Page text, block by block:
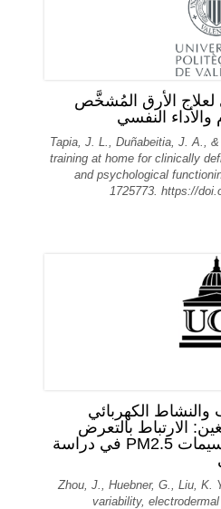
لعلاج الأرق المُشخَّص
والأداء النفسي
Tapia, J. L., Duñabeitia, J. A.,
training at home for clinically
and psychological
1725773. https://
الكهربائي
الارتباط بالتعرض
الداخلي قصير المدى للجسيمات PM2.5 في دراسة
Zhou, J., Huebner, G., Liu, K.
variability,